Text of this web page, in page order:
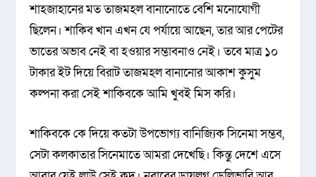
শাহজাহানের মত তাজমহল বানানোতে বেশি মনোযোগী
ছিলেন। শাকিব খান এখন যে পর্যায়ে আছেন, তার আর পেটের
ভাতের অভাব নেই বা হওয়ার সম্ভাবনাও নেই। তবে মাত্র ১০
টাকার ইট দিয়ে বিরাট তাজমহল বানানোর আকাশ কুসুম
কল্পনা করা সেই শাকিবকে আমি খুবই মিস করি।
শাকিবকে কে দিয়ে কতটা উপভোগ্য বানিজ্যিক সিনেমা সম্ভব,
সেটা কলকাতার সিনেমাতে আমরা দেখেছি। কিন্তু দেশে এসে